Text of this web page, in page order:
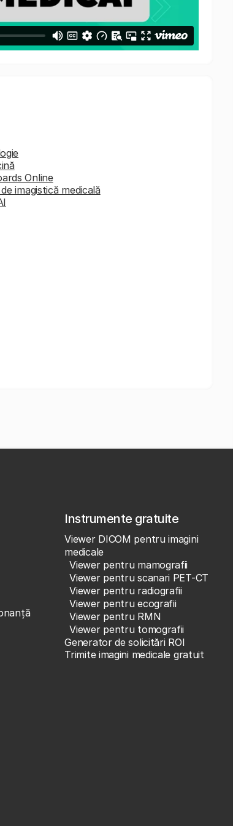
Online
imagistică medicală
Instrumente gratuite
Viewer DICOM pentru imagini
medicale
Viewer pentru mamografii
Viewer pentru scanari PET-CT
Viewer pentru radiografii
Viewer pentru ecografii
Viewer pentru RMN
Viewer pentru tomografii
Generator de solicitări ROI
Trimite imagini medicale gratuit